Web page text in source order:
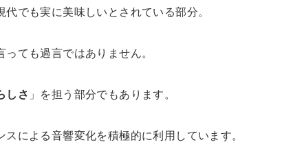
でも実に美味しいとされている部分。
ても過言ではありません。
しさ 」を担う部分でもあります。
による音響変化を積極的に利用しています。